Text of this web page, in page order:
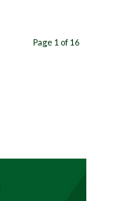
Page 1 of 16